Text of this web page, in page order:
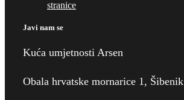
stranice
Javi nam se
Kuća umjetnosti Arsen
Obala hrvatske mornarice 1, Šibenik